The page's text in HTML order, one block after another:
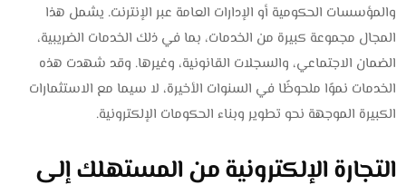
والمؤسسات الحكومية أو الإدارات العامة عبر الإنترنت. يشمل هذا
المجال مجموعة كبيرة من الخدمات، بما في ذلك الخدمات الضريبية،
الضمان الاجتماعي، والسجلات القانونية، وغيرها. وقد شهدت هذه
الخدمات نموًا ملحوظًا في السنوات الأخيرة، لا سيما مع الاستثمارات
الكبيرة الموجهة نحو تطوير وبناء الحكومات الإلكترونية.
التجارة الإلكترونية من المستهلك إلى